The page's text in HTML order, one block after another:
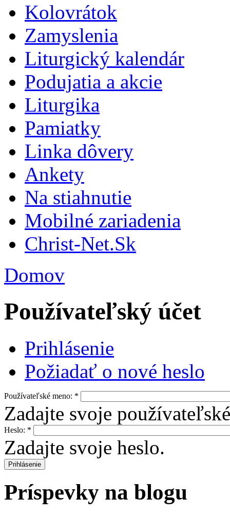
Kolovrátok
Zamyslenia
Liturgický kalendár
Podujatia a akcie
Liturgika
Pamiatky
Linka dôvery
Ankety
Na stiahnutie
Mobilné zariadenia
Christ-Net.Sk
Domov
Používateľský účet
Prihlásenie
Požiadať o nové heslo
Používateľské meno: *
Zadajte svoje
Heslo: *
Zadajte svoje heslo.
Príspevky na blogu